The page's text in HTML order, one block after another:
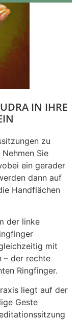
IN IHRE
zu
Sie
ein gerader
dann auf
Handflächen
der linke
mit
– der rechte
Ringfinger.
liegt auf der
Geste